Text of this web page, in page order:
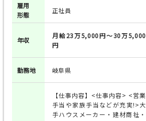
雇用
形態
正社員
年収
月給23万5,000円～30万5,000
円
勤務地 岐阜県
【仕事内容】<仕事内容> <営業
手当や家族手当などが充実!>大
手ハウスメーカー・建材商社・